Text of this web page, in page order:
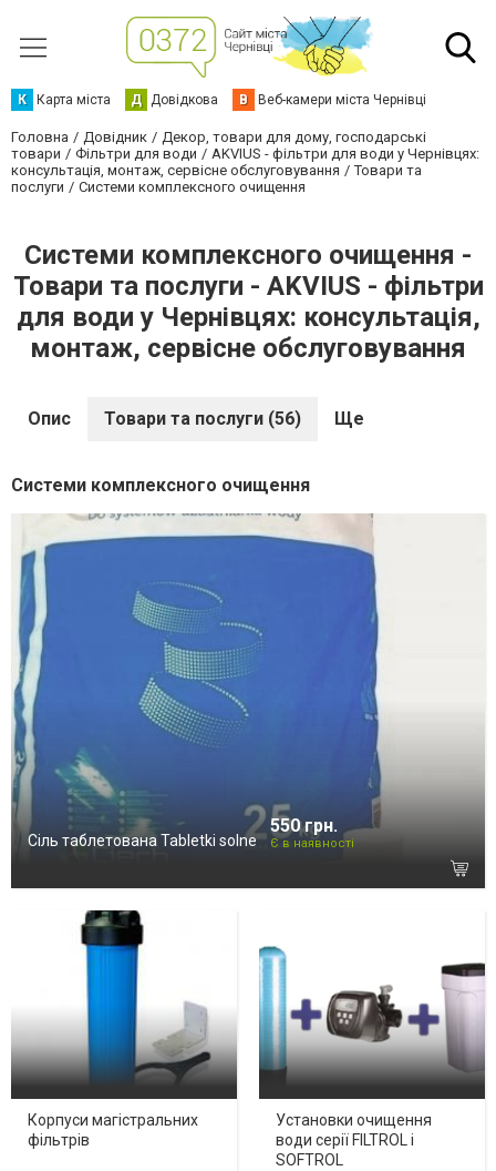
К Карта міста Д Довідкова В Веб-камери міста Чернівці
Головна Довідник
Декор, товари для дому, господарські
товари
Фільтри для води
AKVIUS - фільтри для води у Чернівцях:
консультація, монтаж, сервісне обслуговування
Товари та
послуги
Системи комплексного очищення
Системи комплексного очищення -
Товари та послуги - AKVIUS - фільтри
для води у Чернівцях: консультація,
монтаж, сервісне обслуговування
Опис Товари та послуги (56) Ще
Системи комплексного очищення
Сіль таблетована Tabletki solne
550 грн.
Є в наявності
Корпуси магістральних
фільтрів
Установки очищення
води серії FILTROL і
SOFTROL